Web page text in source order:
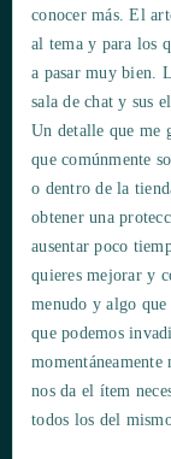
conocer más. El
al tema y para los
a pasar muy bien.
sala de chat y sus
Un detalle que me
que comúnmente
o dentro de la
obtener una
ausentar poco
quieres mejorar y
menudo y algo que
que podemos
nos da el ítem
todos los del